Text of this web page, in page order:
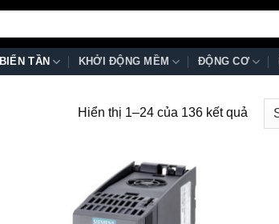
BIẾN TẦN KHỞI ĐỘNG MỀM ĐỘNG CƠ
Hiển thị 1–24 của 136 kết quả